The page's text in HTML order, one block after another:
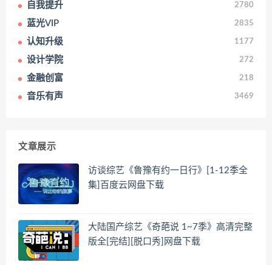
自我提升 2780
蓝光VIP 2835
认知升级 1177
设计学院 272
金融创富 218
音乐有声 3469
文章展示
访谈综艺《鲁豫有约一日行》[1-12季全
集]百度云网盘下载
大陆国产综艺《奇葩说 1~7季》高清完整
版全[完结][脱口秀]网盘下载